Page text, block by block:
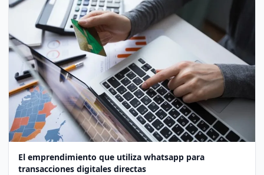
El emprendimiento que utiliza whatsapp para
transacciones digitales directas